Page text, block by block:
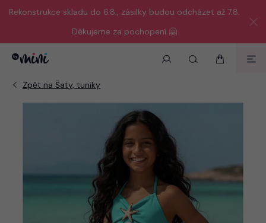
Rekonstrukce skladu do 6.8., zásilky budou odcházet až 7.8.
Děkujeme za pochopení 🤗